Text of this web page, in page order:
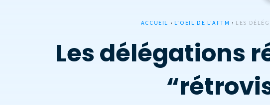
ACCUEIL › L'OEIL DE L'AFTM › LES
Les délégations